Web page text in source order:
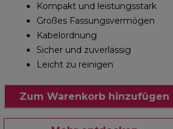
Kompakt und leistungsstark
Großes Fassungsvermögen
Kabelordnung
Sicher und zuverlässig
Leicht zu reinigen
Zum Warenkorb hinzufügen